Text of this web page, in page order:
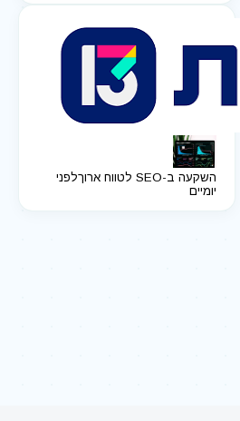
השקעה ב-SEO לטווח ארוך
לפני
יומיים